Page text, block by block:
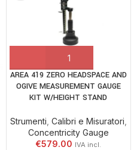
AREA 419 ZERO HEADSPACE AND
OGIVE MEASUREMENT GAUGE
KIT W/HEIGHT STAND
Strumenti Calibri e Misuratori
Concentricity Gauge
€579.00